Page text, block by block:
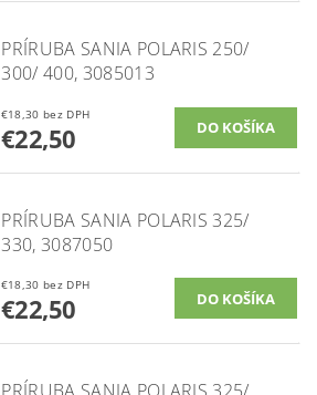
PRÍRUBA SANIA POLARIS 250/
300/ 400, 3085013
€18,30 bez DPH
€22,50
PRÍRUBA SANIA POLARIS 325/
330, 3087050
€18,30 bez DPH
€22,50